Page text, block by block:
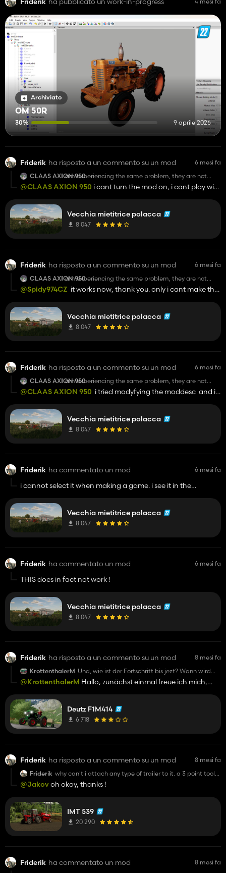
Archiviato
OM 50R
30% 9 aprile 2026
Friderik ha risposto a un commento su un mod
6 mesi fa
CLAAS AXION 950I am experiencing the same problem, they are not
shown while making a game and inside a game too.
@CLAAS AXION 950 i cant turn the mod on, i cant play with
Vecchia mietitrice polacca
8 047
Friderik ha risposto a un commento su un mod
6 mesi fa
CLAAS AXION 950I am experiencing the same problem, they are not
shown while making a game and inside a game too.
@Spidy974CZ it works now, thank you. only i cant make the
but it uses simple interactive.
Vecchia mietitrice polacca
8 047
Friderik ha risposto a un commento su un mod
6 mesi fa
CLAAS AXION 950I am experiencing the same problem, they are not
shown while making a game and inside a game too.
@CLAAS AXION 950 i tried modyfying the moddesc and it
cant even change my language to polish. maybe try to
upload an actually working mod instead of a mod which
works in very specific conditions, and if the mod needs any
adjustments you usually warn people about it in the
Vecchia mietitrice polacca
8 047
Friderik ha commentato un mod 6 mesi fa
i cannot select it when making a game. i see it in the
dependencies tell that in the description of the mod.
Vecchia mietitrice polacca
8 047
Friderik ha commentato un mod 6 mesi fa
THIS does in fact not work !
Vecchia mietitrice polacca
8 047
Friderik ha risposto a un commento su un mod
8 mesi fa
KrottenthalerM Und, wie ist der Fortschritt bis jezt? Wann wird
die Mod ungefähr fertig?
@KrottenthalerM Hallo, zunächst einmal freue ich mich,
habe die F3 Deutz tatsächlich ein wenig vergessen. Es tut mir
leid, dass ich dich warten ließ. Ich fange jetzt an, sie
fertigzustellen, damit du sie so schnell wie möglich
bekommst. Grüße
Deutz F1M414
6 718
Friderik ha risposto a un commento su un mod
8 mesi fa
Friderik why can't i attach any type of trailer to it. a 3 point tool
like a plow or anything that needs hydraulics i can but
not trailer. is the mod broken or am i an idiot
@Jakovoh okay, thanks !
IMT 539
20 290
Friderik ha commentato un mod 8 mesi fa